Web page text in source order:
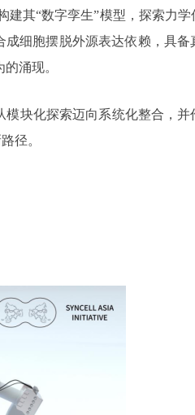
其“数字孪生”模型，探索力
细胞摆脱外源表达依赖，具备
涌现。
块化探索迈向系统化整合，
径。